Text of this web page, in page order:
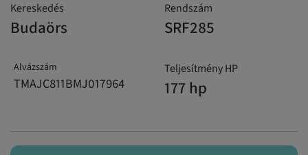
Kereskedés
Budaörs
Rendszám
SRF285
Alvázszám
TMAJC811BMJ017964
Teljesítmény HP
177 hp